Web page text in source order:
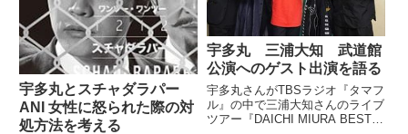
宇多丸とスチャダラパー
ANI 女性に怒られた際の対
処方法を考える
宇多丸 三浦大知 武道館
公演へのゲスト出演を語る
宇多丸さんがTBSラジオ『タマフ
ル』の中で三浦大知さんのライブ
ツアー『DAICHI MIURA BEST